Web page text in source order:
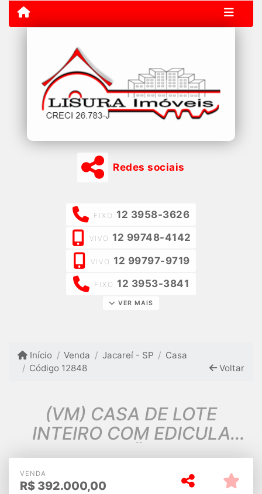
Redes sociais
FIXO 12 3958-3626
VIVO 12 99748-4142
VIVO 12 99797-9719
FIXO 12 3953-3841
VER MAIS
Início Venda Jacareí - SP
Casa
Código 12848
Voltar
(VM) CASA DE LOTE
INTEIRO COM EDICULA
CONJUNTO SÃO BENEDITO
VENDA
R$ 392.000,00